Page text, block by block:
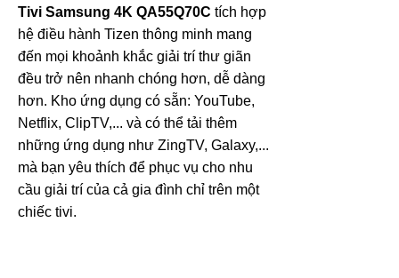
Tivi Samsung 4K QA55Q70C tích hợp
hệ điều hành Tizen thông minh mang
đến mọi khoảnh khắc giải trí thư giãn
đều trở nên nhanh chóng hơn, dễ dàng
hơn. Kho ứng dụng có sẵn: YouTube,
Netflix, ClipTV,... và có thể tải thêm
những ứng dụng như ZingTV, Galaxy,...
mà bạn yêu thích để phục vụ cho nhu
cầu giải trí của cả gia đình chỉ trên một
chiếc tivi.